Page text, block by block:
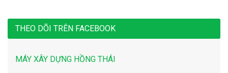
THEO DÕI TRÊN FACEBOOK
MÁY XÂY DỰNG HỒNG THÁI